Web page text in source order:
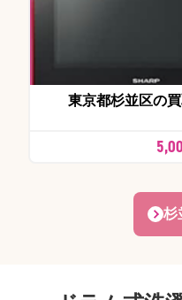
東京都杉並区の
杉